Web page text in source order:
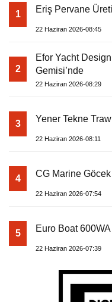
1 Eriş Pervane
22 Haziran 2026-08:45
2
Efor Yacht
Gemisi’nde
22 Haziran 2026-08:29
3 Yener Tekne
22 Haziran 2026-08:11
4 CG Marine
22 Haziran 2026-07:54
5 Euro Boat
22 Haziran 2026-07:39